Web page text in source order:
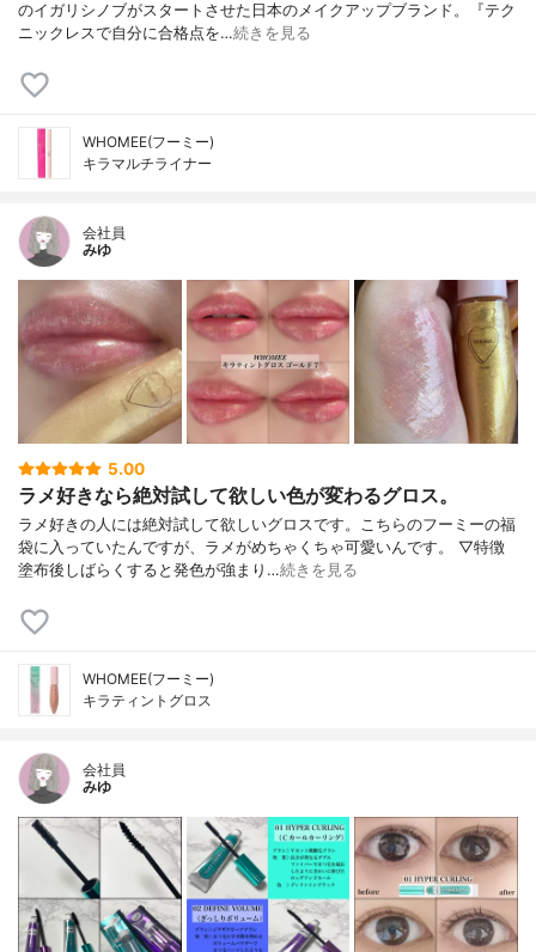
のイガリシノブがスタートさせた日本のメイクアップブランド。『テク
ニックレスで自分に合格点を…続きを見る
WHOMEE(フーミー)
キラマルチライナー
会社員
みゆ
5.00
ラメ好きなら絶対試して欲しい色が変わるグロス。
ラメ好きの人には絶対試して欲しいグロスです。こちらのフーミーの福
袋に入っていたんですが、ラメがめちゃくちゃ可愛いんです。 ▽特徴
塗布後しばらくすると発色が強まり…続きを見る
WHOMEE(フーミー)
キラティントグロス
会社員
みゆ